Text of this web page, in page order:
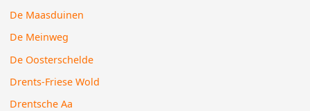
De Maasduinen
De Meinweg
De Oosterschelde
Drents-Friese Wold
Drentsche Aa